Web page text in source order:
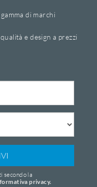
di marchi
e design a prezzi
secondo la
privacy.